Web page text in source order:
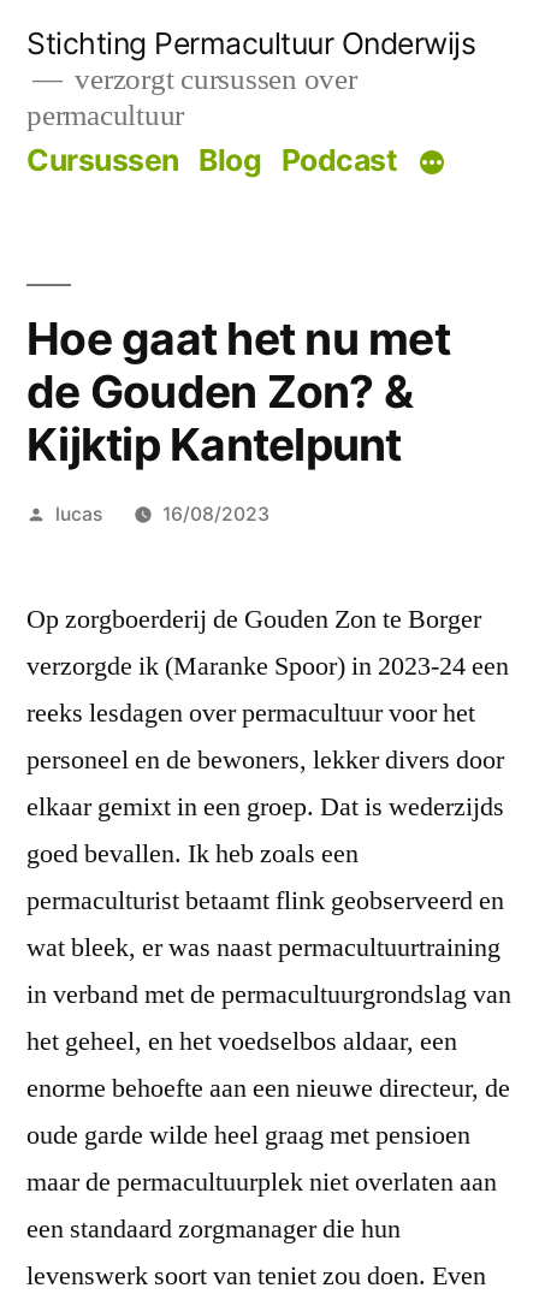
content
Stichting Permacultuur Onderwijs
verzorgt cursussen over
permacultuur
Cursussen Blog Podcast
Hoe gaat het nu met
de Gouden Zon? &
Kijktip Kantelpunt
Posted
lucas 16/08/2023
Op zorgboerderij de Gouden Zon te Borger
verzorgde ik (Maranke Spoor) in 2023-24 een
reeks lesdagen over permacultuur voor het
personeel en de bewoners, lekker divers door
elkaar gemixt in een groep. Dat is wederzijds
goed bevallen. Ik heb zoals een
permaculturist betaamt flink geobserveerd en
wat bleek, er was naast permacultuurtraining
in verband met de permacultuurgrondslag van
het geheel, en het voedselbos aldaar, een
enorme behoefte aan een nieuwe directeur, de
oude garde wilde heel graag met pensioen
maar de permacultuurplek niet overlaten aan
een standaard zorgmanager die hun
levenswerk soort van teniet zou doen. Even